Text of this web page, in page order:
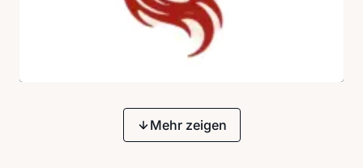
Mehr zeigen